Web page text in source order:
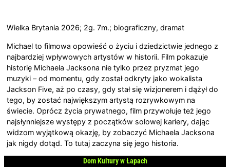
Wielka Brytania 2026; 2g. 7m.; biograficzny, dramat
Michael to filmowa opowieść o życiu i dziedzictwie jednego z
najbardziej wpływowych artystów w historii. Film pokazuje
historię Michaela Jacksona nie tylko przez pryzmat jego
muzyki – od momentu, gdy został odkryty jako wokalista
Jackson Five, aż po czasy, gdy stał się wizjonerem i dążył do
tego, by zostać największym artystą rozrywkowym na
świecie. Oprócz życia prywatnego, film przywołuje też jego
najsłynniejsze występy z początków solowej kariery, dając
widzom wyjątkową okazję, by zobaczyć Michaela Jacksona
jak nigdy dotąd. To tutaj zaczyna się jego historia.
Dom Kultury w Łapach